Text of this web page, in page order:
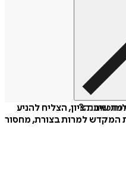
כמתנה?
שיבת ציון, הצליח להניע
המקדש למרות בצורת, מחסור